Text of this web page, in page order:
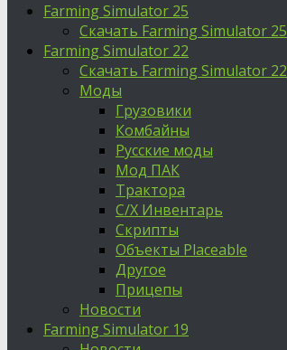
Farming Simulator 25
Скачать Farming Simulator 25
Farming Simulator 22
Скачать Farming Simulator 22
Моды
Грузовики
Комбайны
Русские моды
Мод ПАК
Трактора
С/Х Инвентарь
Скрипты
Объекты Placeable
Другое
Прицепы
Новости
Farming Simulator 19